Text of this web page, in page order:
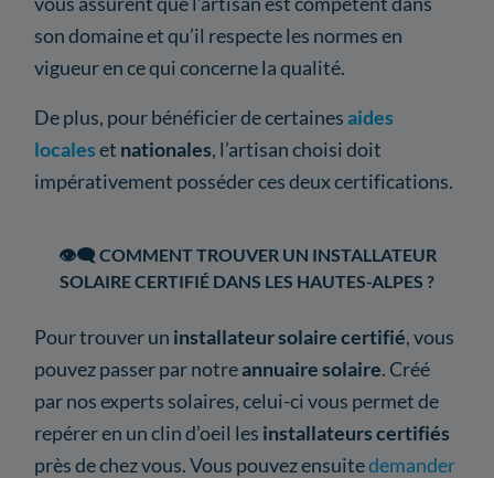
son domaine et qu’il respecte les normes en
vigueur en ce qui concerne la qualité.
De plus, pour bénéficier de certainesaides
localeset nationales, l’artisan choisi doit
impérativement posséder ces deux certifications.
👁️‍🗨️ COMMENT TROUVER UN INSTALLATEUR
SOLAIRE CERTIFIÉ DANS LES HAUTES-ALPES ?
Pour trouver un installateur solaire certifié, vous
pouvez passer par notreannuaire solaire. Créé
par nos experts solaires, celui-ci vous permet de
repérer en un clin d’oeil les installateurs certifiés
près de chez vous. Vous pouvez ensuitedemander